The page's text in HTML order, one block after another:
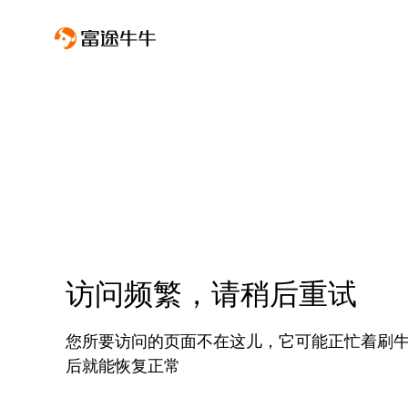
访问频繁，请稍后重试
您所要访问的页面不在这儿，它可能正忙着刷
后就能恢复正常